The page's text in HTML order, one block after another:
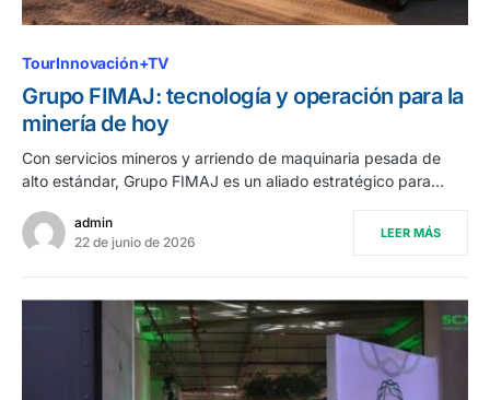
TourInnovación+TV
Grupo FIMAJ: tecnología y operación para la
minería de hoy
Con servicios mineros y arriendo de maquinaria pesada de
alto estándar, Grupo FIMAJ es un aliado estratégico para…
admin
22 de junio de 2026
LEER MÁS